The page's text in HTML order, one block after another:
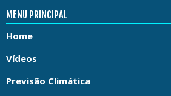
MENU PRINCIPAL
Home
Vídeos
Previsão Climática